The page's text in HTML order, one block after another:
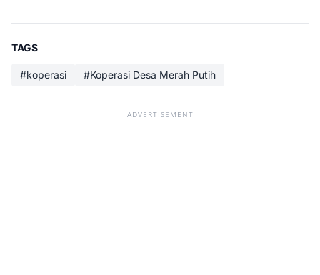
TAGS
#koperasi #Koperasi Desa Merah Putih
ADVERTISEMENT